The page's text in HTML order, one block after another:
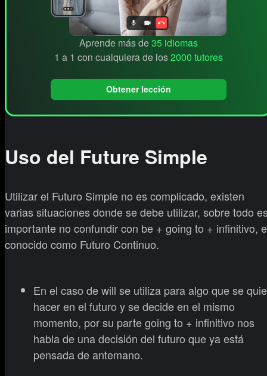
Aprende más de35 idiomas
1 a 1 con cualquiera de los2000 tutores
Obtener lección
Uso del Future Simple
Utilizar el Futuro Simple no es complicado, existen
varias situaciones donde se debe utilizar, sobre todo
importante no confundir con be + going to + infinitivo,
conocido como Futuro Continuo.
En el caso de will se utiliza para algo que se
hacer en el futuro y se decide en el mismo
momento, por su parte going to + infinitivo nos
habla de una decisión del futuro que ya está
pensada de antemano.